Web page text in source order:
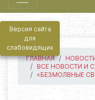
Версия сайта
для
слабовидящих
ГЛАВНАЯ
ВСЕ НОВОСТИ И
«БЕЗМОЛВНЫЕ